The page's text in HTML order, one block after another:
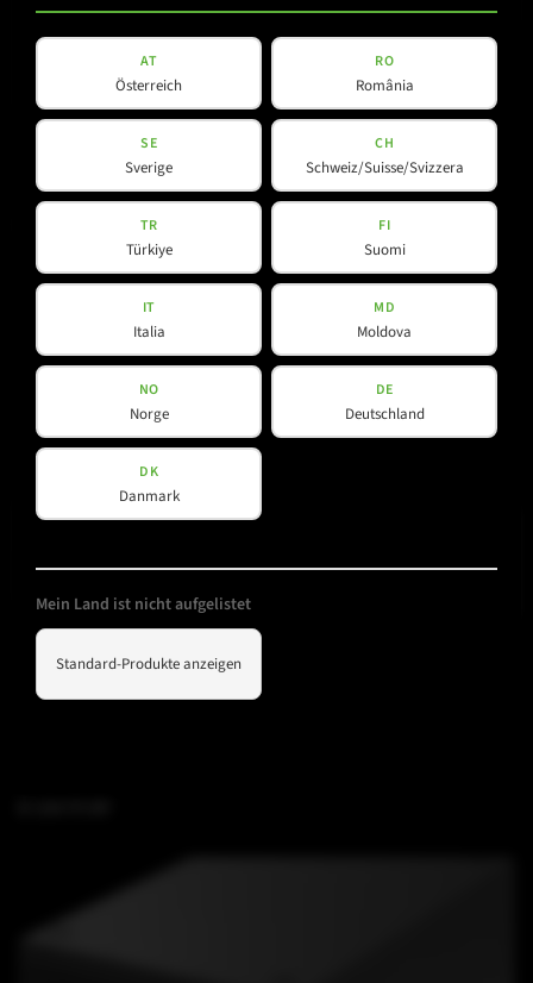
AT
Österreich
RO
România
SE
Sverige
CH
Schweiz/Suisse/Svizzera
TR
Türkiye
FI
Suomi
IT
Italia
MD
Moldova
NO
Norge
DE
Deutschland
DK
Danmark
Mein Land ist nicht aufgelistet
Standard-Produkte anzeigen